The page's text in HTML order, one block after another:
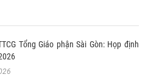
Tổng Giáo phận Sài Gòn: Họp định